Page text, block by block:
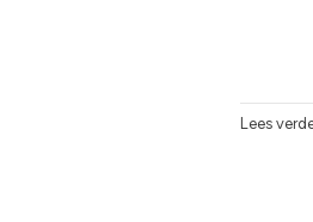
Lees